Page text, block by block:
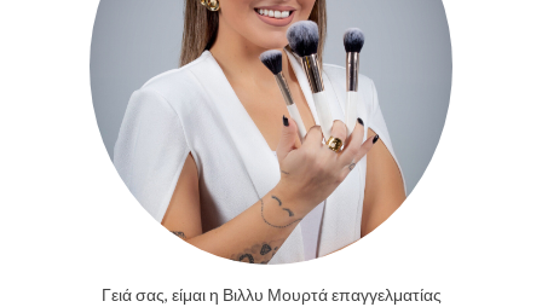
Γειά σας, είμαι η Βιλλυ Μουρτά επαγγελματίας